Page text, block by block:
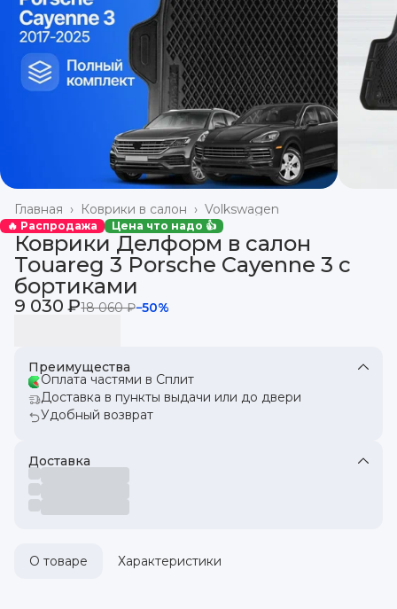
Volkswagen
Коврики в салон ›
Главная ›
🔥 Распродажа Цена что надо 👍
Коврики Делформ в салон
Touareg 3 Porsche Cayenne 3 с
бортиками
9 030 ₽18 060 ₽−50%
Преимущества
Оплата частями в Сплит
Доставка в пункты выдачи или до двери
Удобный возврат
Доставка
О товаре Характеристики